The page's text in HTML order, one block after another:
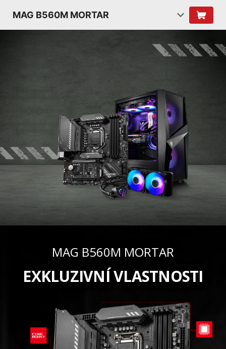
MAG B560M MORTAR
MAG B560M MORTAR
EXKLUZIVNÍ VLASTNOSTI